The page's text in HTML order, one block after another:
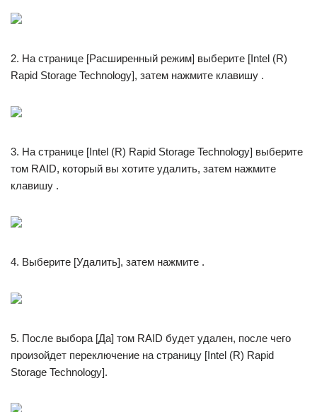
2. На странице [Расширенный режим] выберите [Intel (R)
Rapid Storage Technology], затем нажмите клавишу .
3. На странице [Intel (R) Rapid Storage Technology] выберите
том RAID, который вы хотите удалить, затем нажмите
клавишу .
4. Выберите [Удалить], затем нажмите .
5. После выбора [Да] том RAID будет удален, после чего
произойдет переключение на страницу [Intel (R) Rapid
Storage Technology].